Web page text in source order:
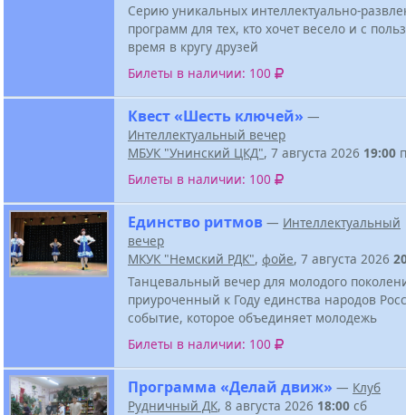
Серию уникальных интеллектуально-
программ для тех, кто хочет весело и с
время в кругу друзей
Билеты в наличии: 100
Квест «Шесть ключей» —
Интеллектуальный вечер
МБУК "Унинский ЦКД", 7 августа 2026 19:00
Билеты в наличии: 100
Единство ритмов — Интеллектуальный
вечер
МКУК "Немский РДК", фойе, 7 августа 2026
Танцевальный вечер для молодого
приуроченный к Году единства народов
событие, которое объединяет молодежь
Билеты в наличии: 100
Программа «Делай движ» — Клуб
Рудничный ДК, 8 августа 2026 18:00 сб